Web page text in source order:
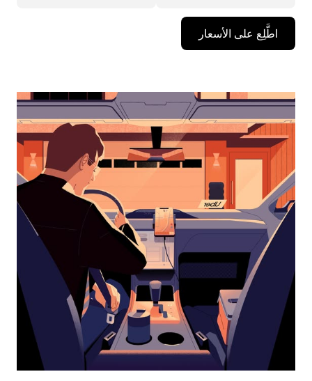
اضغط
على
مفتاح
للأسفل
لاستخدام
التقويم
التاريخ.
اضغط
على
زر
الخروج
لإغلاق
التقويم.
اطَّلِع على الأسعار